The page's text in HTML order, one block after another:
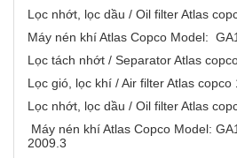
Lọc nhớt, lọc dầu / Oil filter Atlas
Máy nén khí Atlas Copco Model:
Lọc tách nhớt / Separator Atlas
Lọc gió, lọc khí / Air filter Atlas
Lọc nhớt, lọc dầu / Oil filter Atlas
Máy nén khí Atlas Copco Model:
2009.3